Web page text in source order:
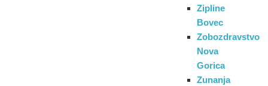
Zipline
Bovec
Zobozdravstvo
Nova
Gorica
Zunanja